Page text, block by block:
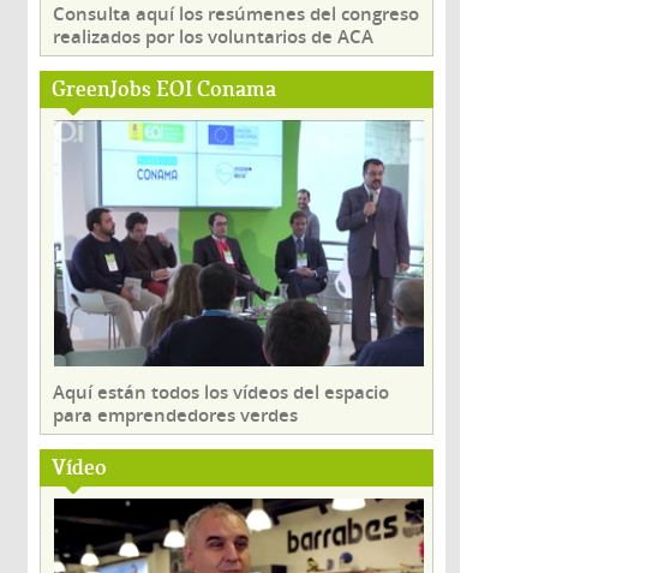
Consulta aquí los resúmenes del congreso
realizados por los voluntarios de ACA
GreenJobs EOI Conama
Aquí están todos los vídeos del espacio
para emprendedores verdes
Vídeo